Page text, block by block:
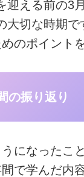
迎える前の3
大切な時期で
のポイント
の振り返り
になったこ
で学んだ内